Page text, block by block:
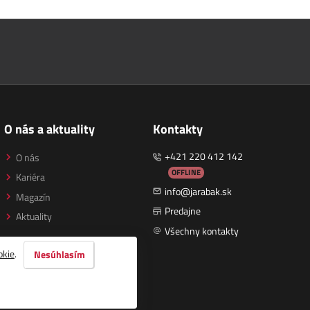
O nás a aktuality
O nás
Kariéra
Magazín
Aktuality
Kontakty
+421 220 412 142
OFFLINE
info@jarabak.sk
Predajne
Všechny kontakty
. Nesúhlasím